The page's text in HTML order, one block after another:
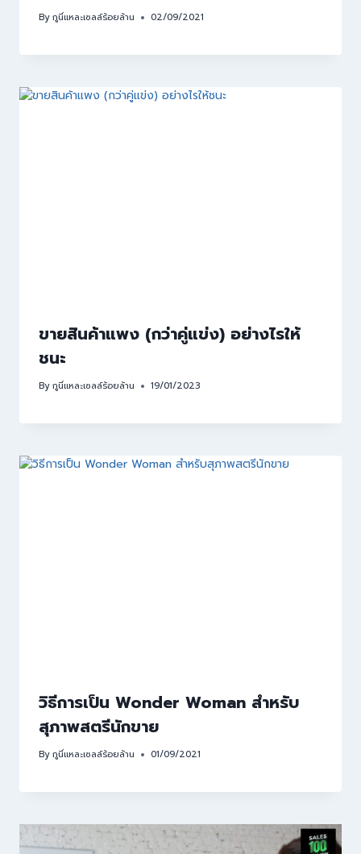
Byกูนี่แหละเซลล์ร้อยล้าน 02/09/2021
ขายสินค้าแพง (กว่าคู่แข่ง) อย่างไรให้
ชนะ
Byกูนี่แหละเซลล์ร้อยล้าน 19/01/2023
วิธีการเป็น Wonder Woman สำหรับ
สุภาพสตรีนักขาย
Byกูนี่แหละเซลล์ร้อยล้าน 01/09/2021